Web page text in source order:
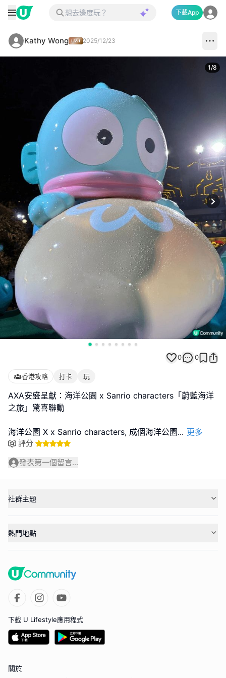
下載App
Kathy Wong 2025/12/23
1/8
0 0
香港攻略 打卡 玩
AXA安盛呈獻：海洋公園 x Sanrio characters「蔚藍海洋
之旅」驚喜聯動
海洋公園 X x Sanrio characters, 成個海洋公園... 更多
評分
發表第一個留言...
社群主題
熱門地點
下載 U Lifestyle應用程式
關於